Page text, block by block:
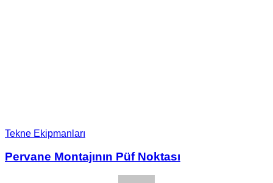
Tekne Ekipmanları
Pervane Montajının Püf Noktası